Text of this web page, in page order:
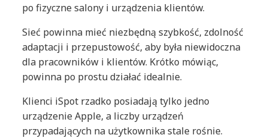
po fizyczne salony i urządzenia klientów.
Sieć powinna mieć niezbędną szybkość, zdolność
adaptacji i przepustowość, aby była niewidoczna
dla pracowników i klientów. Krótko mówiąc,
powinna po prostu działać idealnie.
Klienci iSpot rzadko posiadają tylko jedno
urządzenie Apple, a liczby urządzeń
przypadających na użytkownika stale rośnie.